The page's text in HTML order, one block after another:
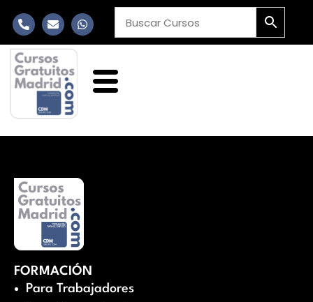
FORMACIÓN
Para Trabajadores